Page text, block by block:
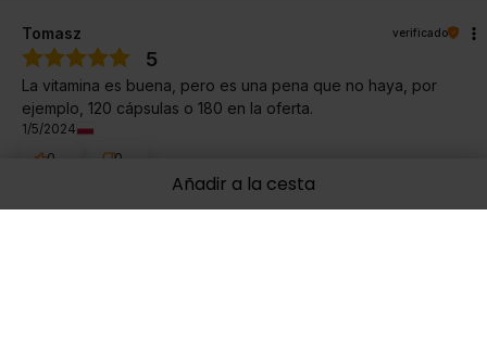
Añadir a la cesta
Tomasz verificado
5
La vitamina es buena, pero es una pena que no haya, por
ejemplo, 120 cápsulas o 180 en la oferta.
1/5/2024
0
0